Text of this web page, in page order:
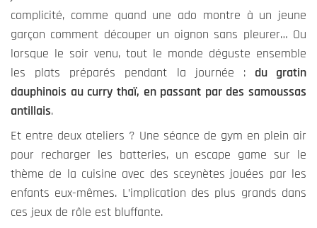
complicité, comme quand une ado montre à un jeune
garçon comment découper un oignon sans pleurer… Ou
lorsque le soir venu, tout le monde déguste ensemble
les plats préparés pendant la journée : du gratin
dauphinois au curry thaï, en passant par des samoussas
antillais.
Et entre deux ateliers ? Une séance de gym en plein air
pour recharger les batteries, un escape game sur le
thème de la cuisine avec des sceynètes jouées par les
enfants eux-mêmes. L’implication des plus grands dans
ces jeux de rôle est bluffante.